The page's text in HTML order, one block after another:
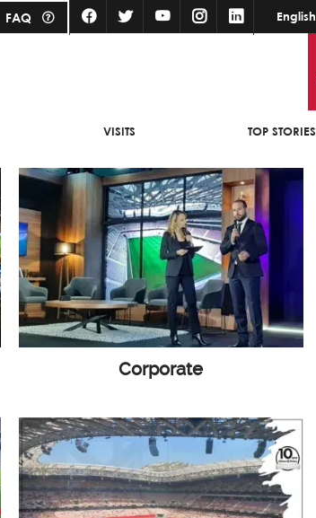
English
FAQ
VISITS TOP STORIES
Corporate